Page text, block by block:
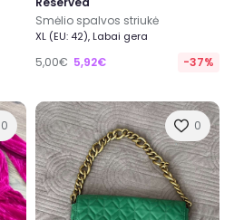
Smėlio spalvos striukė
XL (EU: 42), Labai gera
5,00€ 5,92€ -37%
0 0